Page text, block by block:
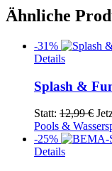
Ähnliche
-31%
Details
Splash &
Statt: 12,99€
Pools &
-25%
Details